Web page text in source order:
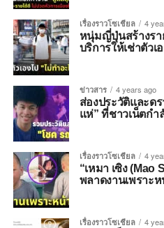
เรื่องราวโซเชียล 4
หนุ่มญี่ปุ่นสร้างรา
บริการให้เช่าตัวเ
ข่าวสาร 4 years ago
ส่องประวัติและด
แห่” ที่ชาวเน็ตกำ
เรื่องราวโซเชียล 4
“เหมา เซิง
พลาดงานเพราะ
เรื่องราวโซเชียล 4